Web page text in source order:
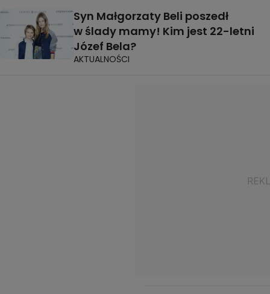
Syn Małgorzaty Beli poszedł
w ślady mamy! Kim jest 22-letni
Józef Bela?
AKTUALNOŚCI